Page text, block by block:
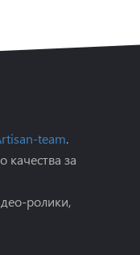
team.
качества за
ролики,